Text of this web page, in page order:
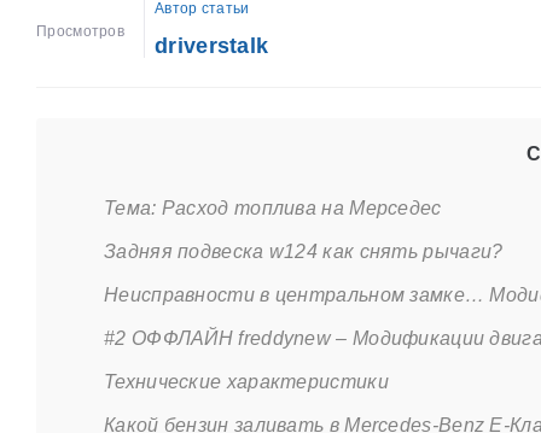
Просмотров
Автор статьи
driverstalk
Тема: Расход топлива на Мерседес
Задняя подвеска w124 как снять рычаги?
Неисправности в центральном замке…
#2 ОФФЛАЙН freddynew – Модификации
Технические характеристики
Какой бензин заливать в Mercedes-Benz E-